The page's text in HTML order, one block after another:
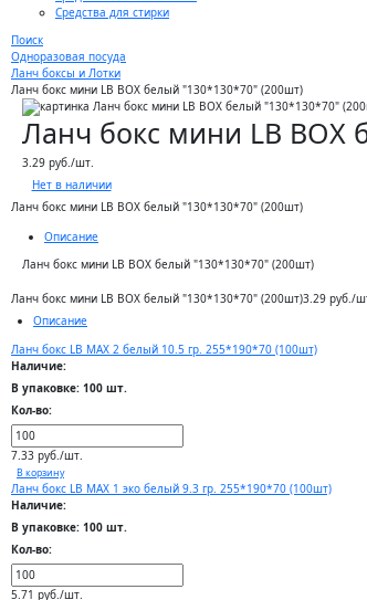
Средства для стирки
Поиск
Одноразовая посуда
Ланч боксы и Лотки
Ланч бокс мини LB BOX белый "130*130*70" (200шт)
Ланч бокс мини LB BOX
3.29 руб./шт.
Нет в наличии
Ланч бокс мини LB BOX белый "130*130*70" (200шт)
Описание
Ланч бокс мини LB BOX белый "130*130*70" (200шт)
Ланч бокс мини LB BOX белый "130*130*70" (200шт)3.29 руб./
Описание
Ланч бокс LB MAX 2 белый 10.5 гр. 255*190*70 (100шт)
Наличие:
В упаковке: 100 шт.
Кол-во:
7.33 руб./шт.
В корзину
Ланч бокс LB MAX 1 эко белый 9.3 гр. 255*190*70 (100шт)
Наличие:
В упаковке: 100 шт.
Кол-во:
5.71 руб./шт.